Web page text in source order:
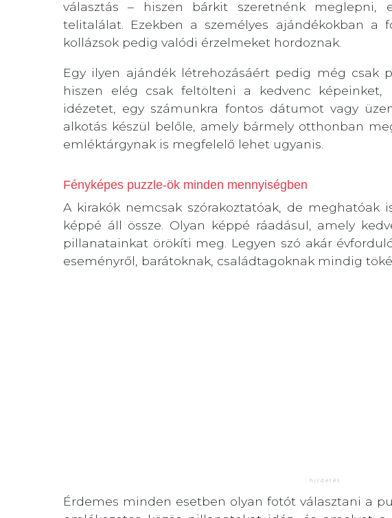
választás – hiszen bárkit szeretnénk meglepni,
telitalálat. Ezekben a személyes ajándékokban a
kollázsok pedig valódi érzelmeket hordoznak.
Egy ilyen ajándék létrehozásáért pedig még csak
hiszen elég csak feltölteni a kedvenc
idézetet, egy számunkra fontos dátumot vagy
alkotás készül belőle, amely bármely otthonban
emléktárgynak is megfelelő lehet ugyanis.
Fényképes puzzle-ök minden mennyiségben
A kirakók nemcsak szórakoztatóak, de meghatóak
képpé áll össze. Olyan képpé ráadásul, amely
pillanatainkat örökíti meg. Legyen szó akár
eseményről, barátoknak, családtagoknak mindig
Érdemes minden esetben olyan fotót választani a